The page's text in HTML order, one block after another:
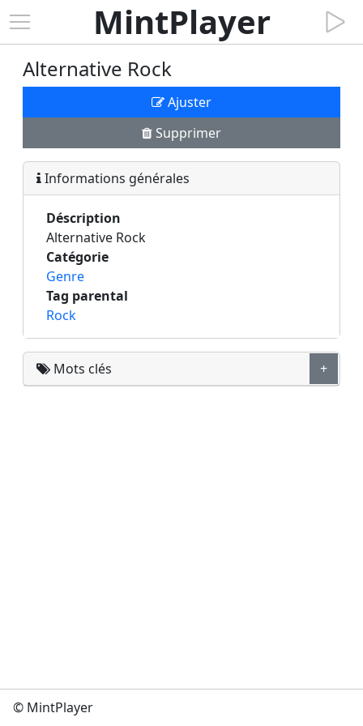
MintPlayer
Alternative Rock
Ajuster
Supprimer
Informations générales
Déscription
Alternative Rock
Catégorie
Genre
Tag parental
Rock
Mots clés +
© MintPlayer